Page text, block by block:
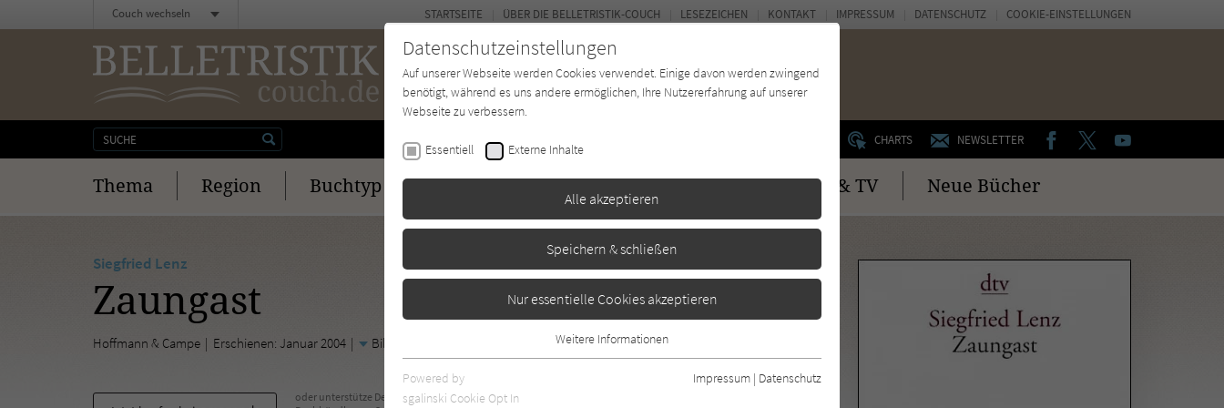
CHARTS NEWSLETTER FACEBOOKTWITTERYOUTUBE
Thema Region Buchtyp Autor*in Verlage Magazin Kino & TV Neue Bücher
STARTSEITE ÜBER DIE BELLETRISTIK-COUCH LESEZEICHEN KONTAKT IMPRESSUM DATENSCHUTZ COOKIE-EINSTELLUNGEN
Couch wechseln
Siegfried Lenz
Zaungast
Hoffmann & Campe Erschienen: Januar 2004 Bibliogr. Angaben
oder unterstütze Deinen
Datenschutzeinstellungen
Auf unserer Webseite werden Cookies verwendet. Einige davon werden zwingend
benötigt, während es uns andere ermöglichen, Ihre Nutzererfahrung auf unserer
Webseite zu verbessern.
Essentiell Externe Inhalte
Alle akzeptieren
Speichern & schließen
Nur essentielle Cookies akzeptieren
Essentielle Cookies werden für grundlegende Funktionen der Webseite
benötigt. Dadurch ist gewährleistet, dass die Webseite einwandfrei
Weitere Informationen
Powered by
sgalinski Cookie Opt In
Impressum | Datenschutz